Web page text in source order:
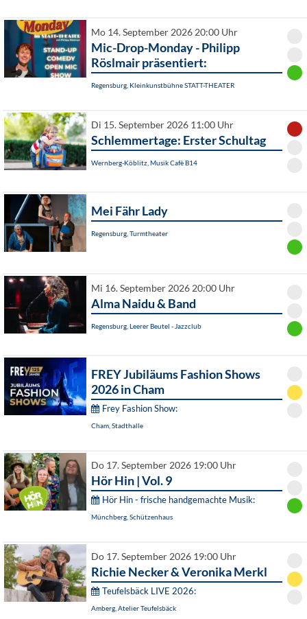
Mo 14. September 2026 20:00 Uhr
Mic-Drop-Monday - Philipp
Röslmair präsentiert:
Regensburg, Kleinkunstbühne STATT-THEATER
Di 15. September 2026 11:00 Uhr
Schlemmertage: Erster Schultag
Wernberg-Köblitz, Musik Cafè B14
Mei Fähr Lady
Regensburg, Turmtheater
Mi 16. September 2026 20:00 Uhr
Alma Naidu & Band
Regensburg, Leerer Beutel - Jazzclub
FREY Jubiläums Fashion Shows
2026 in Cham
Frey Fashion Show:
Cham, Stadthalle
Do 17. September 2026 19:00 Uhr
Hör Hin | Vol. 9
Hör Hin - frische handgemachte Musik:
Münchberg, Schützenhaus
Do 17. September 2026 19:00 Uhr
Richie Necker & Veronika Merkl
Teufelsbäck LIVE 2026:
Amberg, Atelier Teufelsbäck